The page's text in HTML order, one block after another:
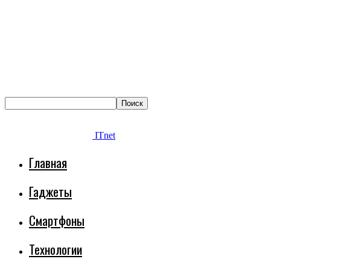
ITnet
Главная
Гаджеты
Смартфоны
Технологии